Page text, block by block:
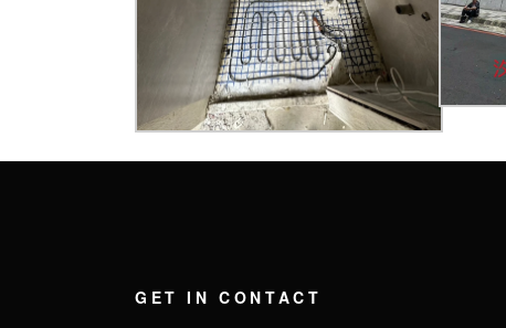
GET IN CONTACT